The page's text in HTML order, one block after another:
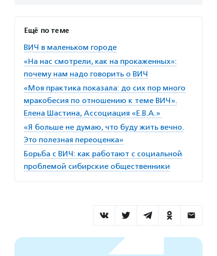
Ещё по теме
ВИЧ в маленьком городе
«На нас смотрели, как на прокаженных»:
почему нам надо говорить о ВИЧ
«Моя практика показала: до сих пор много
мракобесия по отношению к теме ВИЧ».
Елена Шастина, Ассоциация «Е.В.А.»
«Я больше не думаю, что буду жить вечно.
Это полезная переоценка»
Борьба с ВИЧ: как работают с социальной
проблемой сибирские общественники